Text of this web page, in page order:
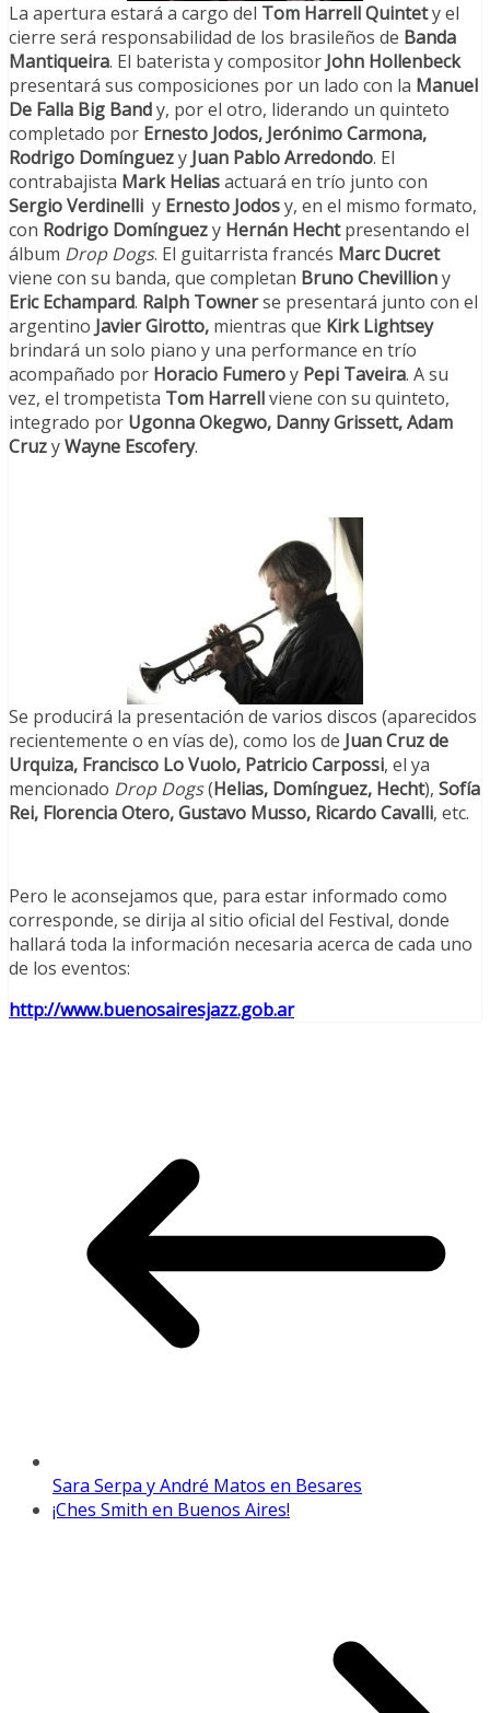
La apertura estará a cargo del Tom Harrell Quintety el
cierre será responsabilidad de los brasileños de Banda
Mantiqueira. El baterista y compositor John Hollenbeck
presentará sus composiciones por un lado con la Manuel
De Falla Big Bandy, por el otro, liderando un quinteto
completado por Ernesto Jodos, Jerónimo Carmona,
Rodrigo Domínguezy Juan Pablo Arredondo. El
contrabajista Mark Heliasactuará en trío junto con
Sergio Verdinelli y Ernesto Jodosy, en el mismo formato,
con Rodrigo Domínguezy Hernán Hechtpresentando el
álbum Drop Dogs. El guitarrista francés Marc Ducret
viene con su banda, que completan Bruno Chevilliony
Eric Echampard. Ralph Townerse presentará junto con el
argentino Javier Girotto, mientras que Kirk Lightsey
brindará un solo piano y una performance en trío
acompañado por Horacio Fumeroy Pepi Taveira. A su
vez, el trompetista Tom Harrellviene con su quinteto,
integrado por Ugonna Okegwo, Danny Grissett, Adam
CruzyWayne Escofery.
Se producirá la presentación de varios discos (aparecidos
recientemente o en vías de), como los de Juan Cruz de
Urquiza, Francisco Lo Vuolo, Patricio Carpossi, el ya
mencionado Drop Dogs(Helias, Domínguez, Hecht), Sofía
Rei, Florencia Otero, Gustavo Musso, Ricardo Cavalli, etc.
Pero le aconsejamos que, para estar informado como
corresponde, se dirija al sitio oficial del Festival, donde
hallará toda la información necesaria acerca de cada uno
de los eventos:
http://www.buenosairesjazz.gob.ar
Sara Serpa y André Matos en Besares
¡Ches Smith en Buenos Aires!